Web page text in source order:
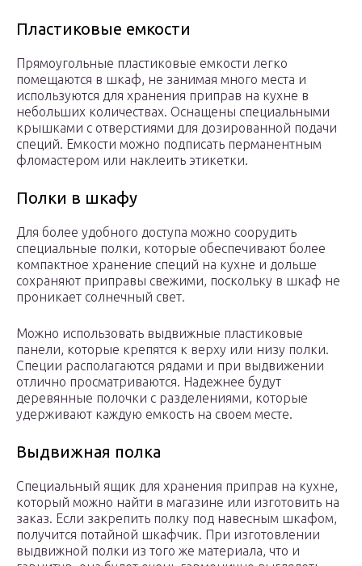
Пластиковые емкости
Прямоугольные пластиковые емкости легко
помещаются в шкаф, не занимая много места и
используются для хранения приправ на кухне в
небольших количествах. Оснащены специальными
крышками с отверстиями для дозированной подачи
специй. Емкости можно подписать перманентным
фломастером или наклеить этикетки.
Полки в шкафу
Для более удобного доступа можно соорудить
специальные полки, которые обеспечивают более
компактное хранение специй на кухне и дольше
сохраняют приправы свежими, поскольку в шкаф не
проникает солнечный свет.
Можно использовать выдвижные пластиковые
панели, которые крепятся к верху или низу полки.
Специи располагаются рядами и при выдвижении
отлично просматриваются. Надежнее будут
деревянные полочки с разделениями, которые
удерживают каждую емкость на своем месте.
Выдвижная полка
Специальный ящик для хранения приправ на кухне,
который можно найти в магазине или изготовить на
заказ. Если закрепить полку под навесным шкафом,
получится потайной шкафчик. При изготовлении
выдвижной полки из того же материала, что и